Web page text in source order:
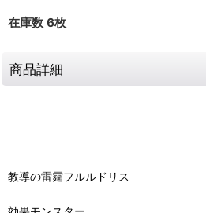
在庫数 6枚
商品詳細
教導の雷霆フルルドリス